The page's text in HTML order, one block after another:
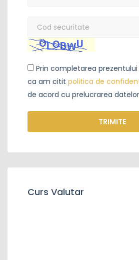
securitate
*:
Prin completarea
ca am citit politica de
de acord cu prelucrarea
TRIMITE
Curs Valutar